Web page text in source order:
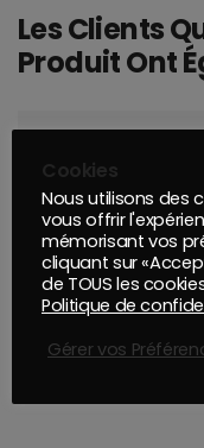
Les Clients
Produit Ont
Cookies
Nous utilisons des
vous offrir
mémorisant vos
cliquant sur
de TOUS les
Politique de
Gérer vos